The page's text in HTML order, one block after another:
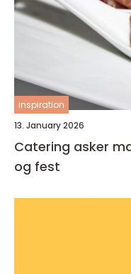
inspiration
13. January 2026
Catering asker matopplevelser til hverdag
og fest